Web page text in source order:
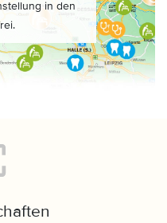
in den